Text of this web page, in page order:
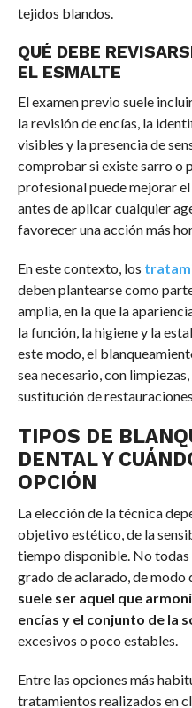
tejidos blandos.
QUÉ DEBE
EL ESMALTE
El examen previo suele
la revisión de encías, la
visibles y la presencia de
comprobar si existe sarro o
profesional puede mejorar
antes de aplicar cualquier
favorecer una acción más
En este contexto, los
deben plantearse como
amplia, en la que la
la función, la higiene y la
este modo, el
sea necesario, con
sustitución de
TIPOS DE
DENTAL Y
OPCIÓN
La elección de la técnica
objetivo estético, de la
tiempo disponible. No todas
grado de aclarado, de modo
suele ser aquel que
encías y el conjunto de la
excesivos o poco estables.
Entre las opciones más
tratamientos realizados en